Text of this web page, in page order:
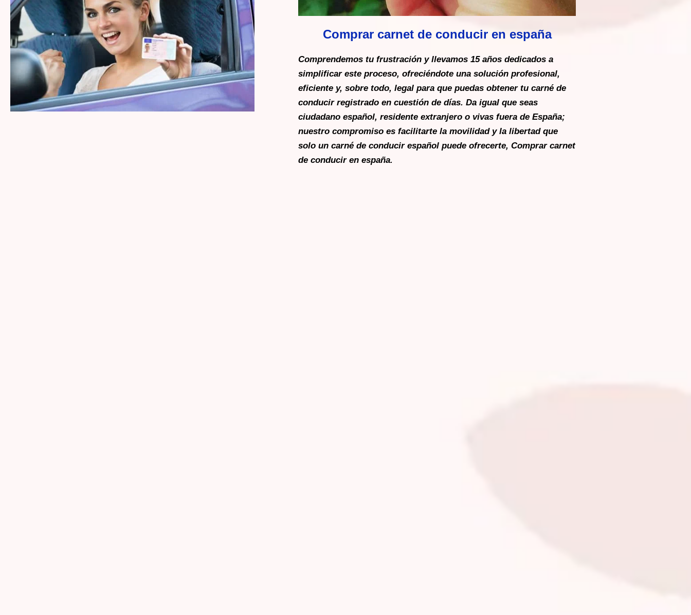
Comprar carnet de conducir en españa
Comprendemos tu frustración y llevamos 15 años dedicados a
simplificar este proceso, ofreciéndote una solución profesional,
eficiente y, sobre todo, legal para que puedas obtener tu carné de
conducir registrado en cuestión de días. Da igual que seas
ciudadano español, residente extranjero o vivas fuera de España;
nuestro compromiso es facilitarte la movilidad y la libertad que
solo un carné de conducir español puede ofrecerte, Comprar carnet
de conducir en españa.